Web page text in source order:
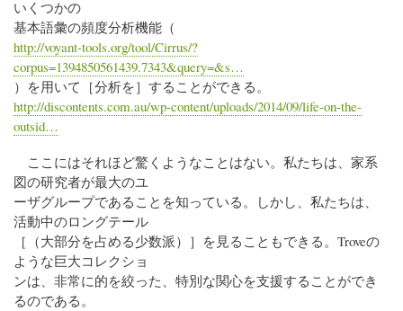
いくつかの
基本語彙の頻度分析機能（
http://voyant-tools.org/tool/Cirrus/?
corpus=1394850561439.7343&query=&s…
）を用いて［分析を］することができる。
http://discontents.com.au/wp-content/uploads/2014/09/life-on-the-
outsid…
ここにはそれほど驚くようなことはない。私たちは、家系
図の研究者が最大のユ
ーザグループであることを知っている。しかし、私たちは、
活動中のロングテール
［（大部分を占める少数派）］を見ることもできる。Troveの
ような巨大コレクショ
ンは、非常に的を絞った、特別な関心を支援することができ
るのである。